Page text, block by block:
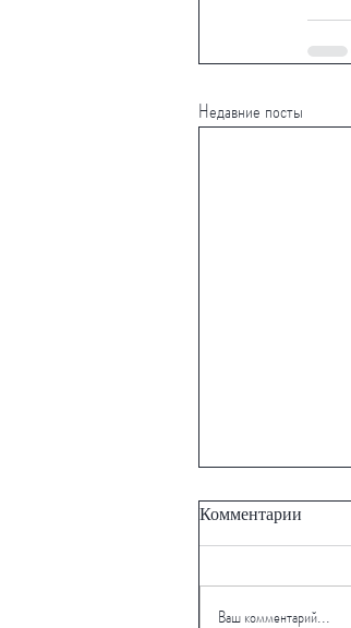
Недавние посты
Комментарии
Ваш комментарий...